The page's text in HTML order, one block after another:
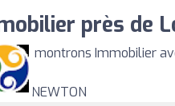
près de
vous montrons Immobilier